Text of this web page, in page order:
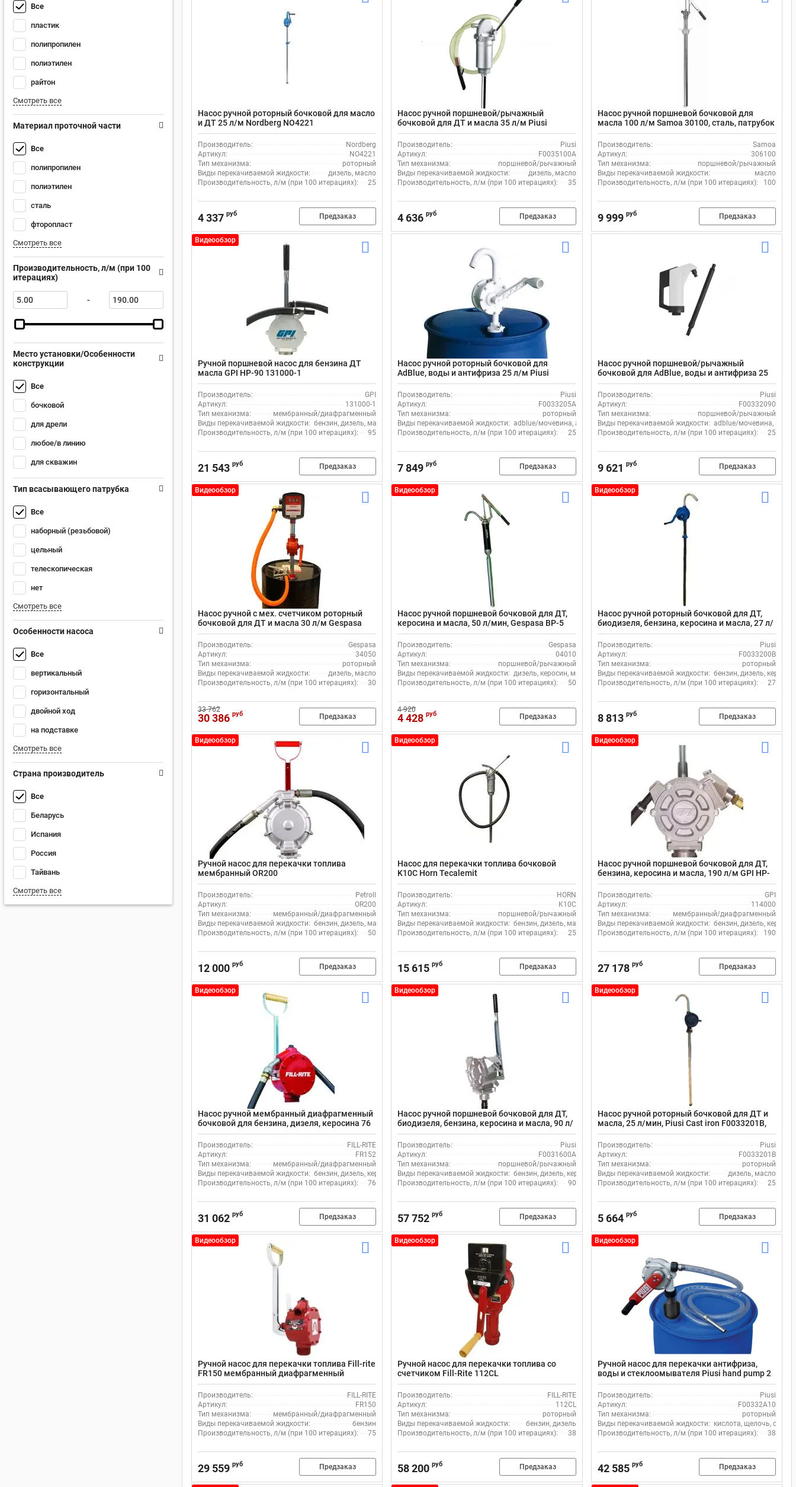
Все
пластик
полипропилен
полиэтилен
райтон
Смотреть все
Материал проточной части
Все
полипропилен
полиэтилен
сталь
фторопласт
Смотреть все
Производительность, л/м (при 100
итерациях)
-
Место установки/Особенности
конструкции
Все
бочковой
для дрели
любое/в линию
для скважин
Тип всасывающего патрубка
Все
наборный (резьбовой)
цельный
телескопическая
нет
Смотреть все
Особенности насоса
Все
вертикальный
горизонтальный
двойной ход
на подставке
Смотреть все
Страна производитель
Все
Беларусь
Испания
Россия
Тайвань
Смотреть все
Насос ручной роторный бочковой для масло
и ДТ 25 л/м Nordberg NO4221
Производитель:
Nordberg
Артикул:
NO4221
Тип механизма:
роторный
Виды перекачиваемой жидкости:
дизель, масло
Производительность, л/м (при 100 итерациях):
25
4 337 руб Предзаказ
Насос ручной поршневой/рычажный
бочковой для ДТ и масла 35 л/м Piusi
F0035100A сталь, рукав 1.5 м
Производитель:
Piusi
Артикул:
F0035100A
Тип механизма:
поршневой/рычажный
Виды перекачиваемой жидкости:
дизель, масло
Производительность, л/м (при 100 итерациях):
35
4 636 руб Предзаказ
Насос ручной поршневой бочковой для
масла 100 л/м Samoa 30100, сталь, патрубок
760 мм, для бочек 60 л
Производитель:
Samoa
Артикул:
306100
Тип механизма:
поршневой/рычажный
Виды перекачиваемой жидкости:
масло
Производительность, л/м (при 100 итерациях):
100
9 999 руб Предзаказ
Видеообзор
Ручной поршневой насос для бензина ДТ
масла GPI HP-90 131000-1
Производитель:
GPI
Артикул:
131000-1
Тип механизма:
мембранный/диафрагменный
Виды перекачиваемой жидкости: бензин, дизель, масло
Производительность, л/м (при 100 итерациях):
95
21 543 руб Предзаказ
Насос ручной роторный бочковой для
AdBlue, воды и антифриза 25 л/м Piusi
rotative hand pump F0033205A (F0033205B)
пластик, белый
Производитель:
Piusi
Артикул:
F0033205A
Тип механизма:
роторный
Виды перекачиваемой жидкости: adblue/мочевина, антифриз/тосол, вода
Производительность, л/м (при 100 итерациях):
25
7 849 руб Предзаказ
Насос ручной поршневой/рычажный
бочковой для AdBlue, воды и антифриза 25
л/м Piusi F00332090, пластик
Производитель:
Piusi
Артикул:
F00332090
Тип механизма:
поршневой/рычажный
Виды перекачиваемой жидкости: adblue/мочевина,
Производительность, л/м (при 100 итерациях):
25
9 621 руб Предзаказ
Видеообзор
Насос ручной с мех. счетчиком роторный
бочковой для ДТ и масла 30 л/м Gespasa
BRM-8880 34050
Производитель:
Gespasa
Артикул:
34050
Тип механизма:
роторный
Виды перекачиваемой жидкости:
дизель, масло
Производительность, л/м (при 100 итерациях):
30
33 762
30 386 руб Предзаказ
Видеообзор
Насос ручной поршневой бочковой для ДТ,
керосина и масла, 50 л/мин, Gespasa BP-5
04010, алюминий, самовсасывающий
Производитель:
Gespasa
Артикул:
04010
Тип механизма:
поршневой/рычажный
Виды перекачиваемой жидкости: дизель, керосин, масло
Производительность, л/м (при 100 итерациях):
50
4 920
4 428 руб Предзаказ
Видеообзор
Насос ручной роторный бочковой для ДТ,
биодизеля, бензина, керосина и масла, 27 л/
мин, Piusi F0033200A, алюминий,
самовсасывающий
Производитель:
Piusi
Артикул:
F0033200B
Тип механизма:
роторный
Виды перекачиваемой жидкости: бензин, дизель,
Производительность, л/м (при 100 итерациях):
27
8 813 руб Предзаказ
Видеообзор
Ручной насос для перекачки топлива
мембранный OR200
Производитель:
Petroll
Артикул:
OR200
Тип механизма:
мембранный/диафрагменный
Виды перекачиваемой жидкости: бензин, дизель, масло
Производительность, л/м (при 100 итерациях):
50
12 000 руб Предзаказ
Видеообзор
Насос для перекачки топлива бочковой
K10C Horn Tecalemit
Производитель:
HORN
Артикул:
K10C
Тип механизма:
поршневой/рычажный
Виды перекачиваемой жидкости: бензин, дизель, масло
Производительность, л/м (при 100 итерациях):
25
15 615 руб Предзаказ
Видеообзор
Насос ручной поршневой бочковой для ДТ,
бензина, керосина и масла, 190 л/м GPI HP-
100-NUL 114000-5, алюминий/сталь/
пластик, рукав 2.5 м
Производитель:
GPI
Артикул:
114000
Тип механизма:
мембранный/диафрагменный
Виды перекачиваемой жидкости: бензин, дизель,
Производительность, л/м (при 100 итерациях):
190
27 178 руб Предзаказ
Видеообзор
Насос ручной мембранный диафрагменный
бочковой для бензина, дизеля, керосина 76
л/м, FILL-RITE FR152, красный, алюминий
Производитель:
FILL-RITE
Артикул:
FR152
Тип механизма:
мембранный/диафрагменный
Виды перекачиваемой жидкости: бензин, дизель, керосин
Производительность, л/м (при 100 итерациях):
76
31 062 руб Предзаказ
Видеообзор
Насос ручной поршневой бочковой для ДТ,
биодизеля, бензина, керосина и масла, 90 л/
м, Piusi PM GPI Piston F0031600A, алюминий
Производитель:
Piusi
Артикул:
F0031600A
Тип механизма:
поршневой/рычажный
Виды перекачиваемой жидкости: бензин, дизель, керосин, масло
Производительность, л/м (при 100 итерациях):
90
57 752 руб Предзаказ
Видеообзор
Насос ручной роторный бочковой для ДТ и
масла, 25 л/мин, Piusi Cast iron F0033201B,
чугун и сталь
Производитель:
Piusi
Артикул:
F0033201B
Тип механизма:
роторный
Виды перекачиваемой жидкости:
дизель, масло
Производительность, л/м (при 100 итерациях):
25
5 664 руб Предзаказ
Видеообзор
Ручной насос для перекачки топлива Fill-rite
FR150 мембранный диафрагменный
Производитель:
FILL-RITE
Артикул:
FR150
Тип механизма:
мембранный/диафрагменный
Виды перекачиваемой жидкости:
бензин
Производительность, л/м (при 100 итерациях):
75
29 559 руб Предзаказ
Видеообзор
Ручной насос для перекачки топлива со
счетчиком Fill-Rite 112CL
Производитель:
FILL-RITE
Артикул:
112CL
Тип механизма:
роторный
Виды перекачиваемой жидкости:
бензин, дизель
Производительность, л/м (при 100 итерациях):
38
58 200 руб Предзаказ
Видеообзор
Ручной насос для перекачки антифриза,
воды и стеклоомывателя Piusi hand pump 2
Buttress F00332A10
Производитель:
Piusi
Артикул:
F00332A10
Тип механизма:
роторный
Виды перекачиваемой жидкости: кислота, щелочь, спирт
Производительность, л/м (при 100 итерациях):
38
42 585 руб Предзаказ